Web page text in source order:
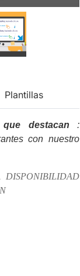
Plantillas
destacan :
con nuestro
DISPONIBILIDAD